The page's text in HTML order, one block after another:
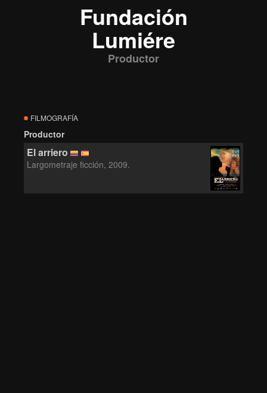
Fundación
Lumiére
Productor
FILMOGRAFÍA
Productor
El arriero
Largometraje ficción, 2009.